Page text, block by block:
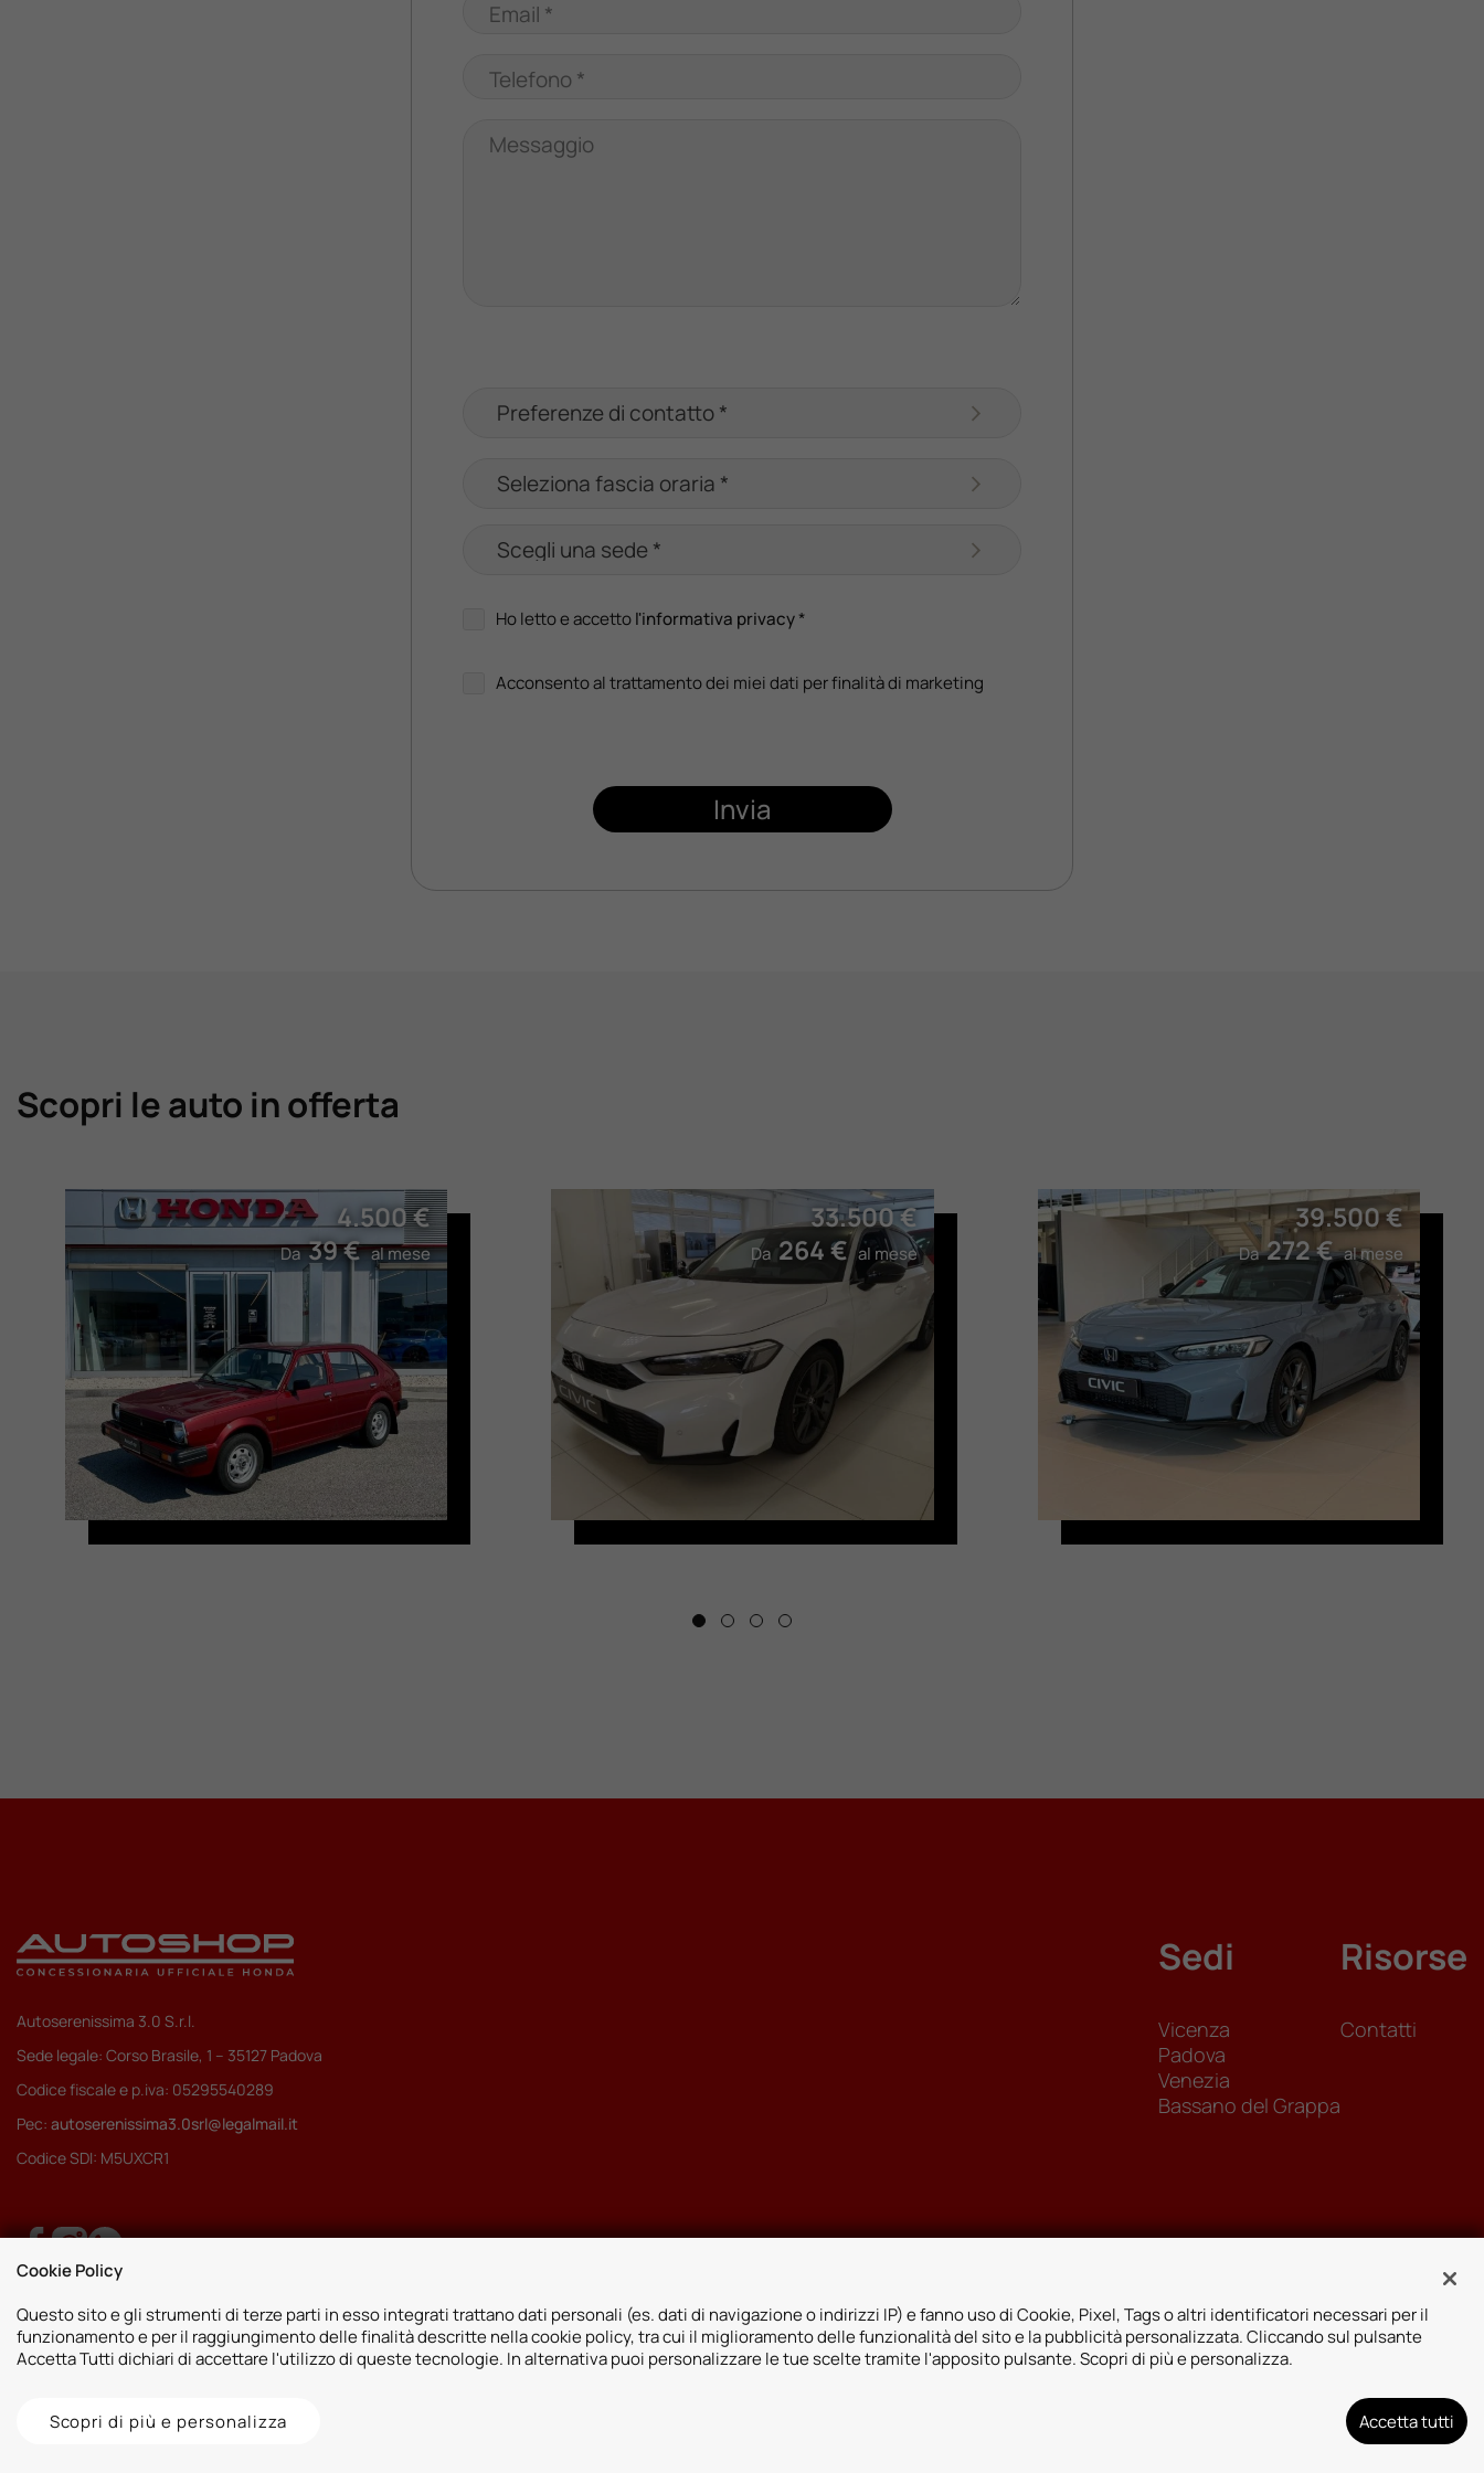
Email *
Telefono *
Messaggio
Ho letto e accettol'informativa privacy*
Acconsento al trattamento dei miei dati per finalità di marketing
Invia
Scopri le auto in offerta
4.500 €
Da39 €al mese
33.500 €
Da 264 €al mese
39.500 €
Da272 €al mese
Autoserenissima 3.0 S.r.l.
Sede legale: Corso Brasile, 1 – 35127 Padova
Codice fiscale e p.iva: 05295540289
Pec: autoserenissima3.0srl@legalmail.it
Codice SDI: M5UXCR1
Sedi
Vicenza
Padova
Venezia
Bassano del Grappa
Risorse
Contatti
2026 © Autoshop Srl. Tutti i diritti riservati.
Cookie Policy
Questo sito e gli strumenti di terze parti in esso integrati trattano dati personali (es. dati di navigazione o indirizzi IP) e fanno uso di Cookie, Pixel, Tags o altri identificatori necessari per il
funzionamento e per il raggiungimento delle finalità descritte nella cookie policy, tra cui il miglioramento delle funzionalità del sito e la pubblicità personalizzata. Cliccando sul pulsante
Accetta Tutti dichiari di accettare l'utilizzo di queste tecnologie. In alternativa puoi personalizzare le tue scelte tramite l'apposito pulsante. Scopri di più e personalizza.
Scopri di più e personalizza Accetta tutti